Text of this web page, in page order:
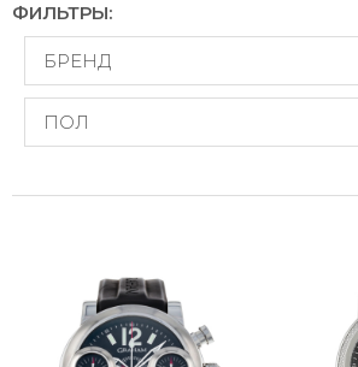
ФИЛЬТРЫ:
БРЕНД
ПОЛ